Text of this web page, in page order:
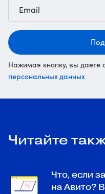
Нажимая кнопку, вы даете
персональных данных
Читайте
Что, если
на Авито?